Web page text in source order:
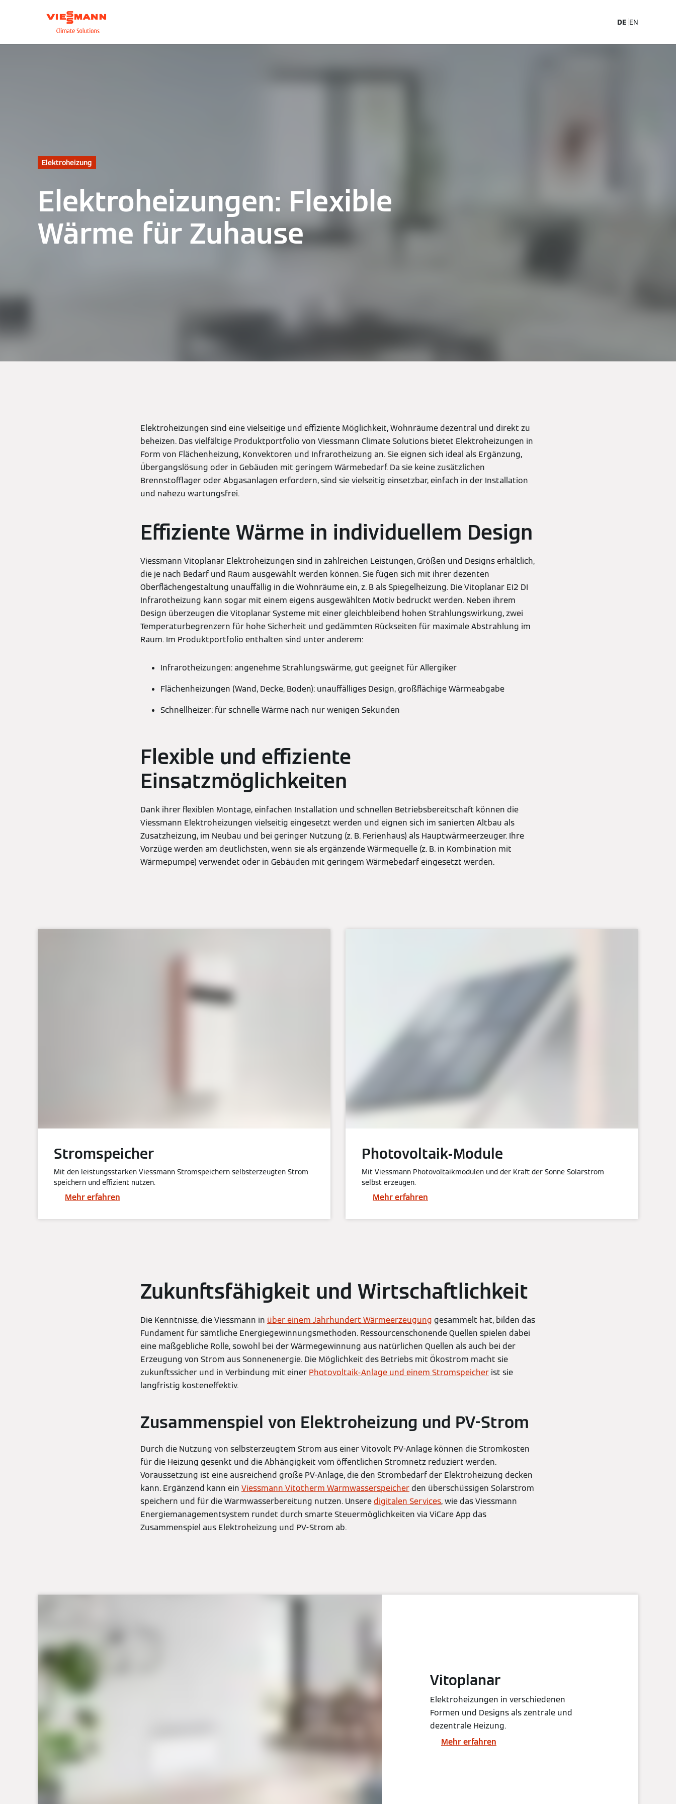
DE EN
Elektroheizung
Elektroheizungen: Flexible
Wärme für Zuhause
Elektroheizungen sind eine vielseitige und effiziente Möglichkeit, Wohnräume dezentral und direkt zu
beheizen. Das vielfältige Produktportfolio von Viessmann Climate Solutions bietet Elektroheizungen in
Form von Flächenheizung, Konvektoren und Infrarotheizung an. Sie eignen sich ideal als Ergänzung,
Übergangslösung oder in Gebäuden mit geringem Wärmebedarf. Da sie keine zusätzlichen
Brennstofflager oder Abgasanlagen erfordern, sind sie vielseitig einsetzbar, einfach in der Installation
und nahezu wartungsfrei.
Effiziente Wärme in individuellem Design
Viessmann Vitoplanar Elektroheizungen sind in zahlreichen Leistungen, Größen und Designs erhältlich,
die je nach Bedarf und Raum ausgewählt werden können. Sie fügen sich mit ihrer dezenten
Oberflächengestaltung unauffällig in die Wohnräume ein, z. B als Spiegelheizung. Die Vitoplanar EI2 DI
Infrarotheizung kann sogar mit einem eigens ausgewählten Motiv bedruckt werden. Neben ihrem
Design überzeugen die Vitoplanar Systeme mit einer gleichbleibend hohen Strahlungswirkung, zwei
Temperaturbegrenzern für hohe Sicherheit und gedämmten Rückseiten für maximale Abstrahlung im
Raum. Im Produktportfolio enthalten sind unter anderem:
Infrarotheizungen: angenehme Strahlungswärme, gut geeignet für Allergiker
Flächenheizungen (Wand, Decke, Boden): unauffälliges Design, großflächige Wärmeabgabe
Schnellheizer: für schnelle Wärme nach nur wenigen Sekunden
Flexible und effiziente
Einsatzmöglichkeiten
Dank ihrer flexiblen Montage, einfachen Installation und schnellen Betriebsbereitschaft können die
Viessmann Elektroheizungen vielseitig eingesetzt werden und eignen sich im sanierten Altbau als
Zusatzheizung, im Neubau und bei geringer Nutzung (z. B. Ferienhaus) als Hauptwärmeerzeuger. Ihre
Vorzüge werden am deutlichsten, wenn sie als ergänzende Wärmequelle (z. B. in Kombination mit
Wärmepumpe) verwendet oder in Gebäuden mit geringem Wärmebedarf eingesetzt werden.
Stromspeicher
Mit den leistungsstarken Viessmann Stromspeichern selbsterzeugten Strom
speichern und effizient nutzen.
Mehr erfahren
Photovoltaik-Module
Mit Viessmann Photovoltaikmodulen und der Kraft der Sonne Solarstrom
selbst erzeugen.
Mehr erfahren
Zukunftsfähigkeit und Wirtschaftlichkeit
Die Kenntnisse, die Viessmann in über einem Jahrhundert Wärmeerzeugung gesammelt hat, bilden das
Fundament für sämtliche Energiegewinnungsmethoden. Ressourcenschonende Quellen spielen dabei
eine maßgebliche Rolle, sowohl bei der Wärmegewinnung aus natürlichen Quellen als auch bei der
Erzeugung von Strom aus Sonnenenergie. Die Möglichkeit des Betriebs mit Ökostrom macht sie
zukunftssicher und in Verbindung mit einer Photovoltaik-Anlage und einem Stromspeicher ist sie
langfristig kosteneffektiv.
Zusammenspiel von Elektroheizung und PV-Strom
Durch die Nutzung von selbsterzeugtem Strom aus einer Vitovolt PV-Anlage können die Stromkosten
für die Heizung gesenkt und die Abhängigkeit vom öffentlichen Stromnetz reduziert werden.
Voraussetzung ist eine ausreichend große PV-Anlage, die den Strombedarf der Elektroheizung decken
kann. Ergänzend kann ein Viessmann Vitotherm Warmwasserspeicherden überschüssigen Solarstrom
speichern und für die Warmwasserbereitung nutzen. Unseredigitalen Services, wie das Viessmann
Energiemanagementsystem rundet durch smarte Steuermöglichkeiten via ViCare App das
Zusammenspiel aus Elektroheizung und PV-Strom ab.
Vitoplanar
Elektroheizungen in verschiedenen
Formen und Designs als zentrale und
dezentrale Heizung.
Mehr erfahren